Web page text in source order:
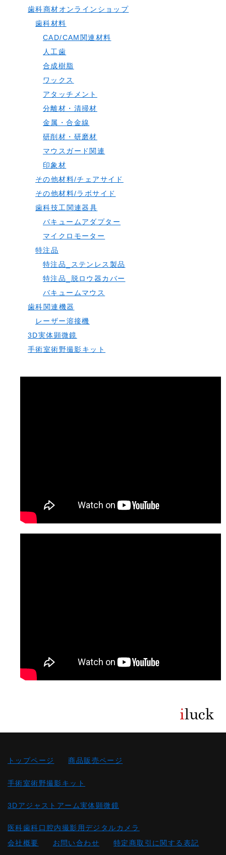
歯科商材オンラインショップ
歯科材料
CAD/CAM関連材料
人工歯
合成樹脂
ワックス
アタッチメント
分離材・清掃材
金属・合金線
研削材・研磨材
マウスガード関連
印象材
その他材料/チェアサイド
その他材料/ラボサイド
歯科技工関連器具
バキュームアダプター
マイクロモーター
特注品
特注品_ステンレス製品
特注品_脱ロウ器カバー
バキュームマウス
歯科関連機器
レーザー溶接機
3D実体顕微鏡
手術室術野撮影キット
トップページ 商品販売ページ
手術室術野撮影キット
3Dアジャストアーム実体顕微鏡
医科歯科口腔内撮影用デジタルカメラ
会社概要
お問い合わせ 特定商取引に関する表記